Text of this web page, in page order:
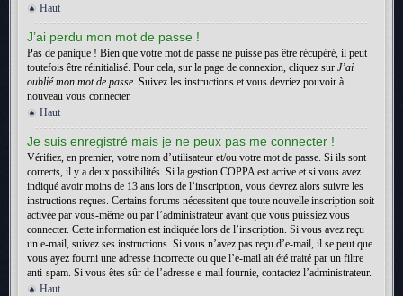
Haut
J’ai perdu mon mot de passe !
Pas de panique ! Bien que votre mot de passe ne puisse pas être récupéré, il peut
toutefois être réinitialisé. Pour cela, sur la page de connexion, cliquez sur J’ai
oublié mon mot de passe. Suivez les instructions et vous devriez pouvoir à
nouveau vous connecter.
Haut
Je suis enregistré mais je ne peux pas me connecter !
Vérifiez, en premier, votre nom d’utilisateur et/ou votre mot de passe. Si ils sont
corrects, il y a deux possibilités. Si la gestion COPPA est active et si vous avez
indiqué avoir moins de 13 ans lors de l’inscription, vous devrez alors suivre les
instructions reçues. Certains forums nécessitent que toute nouvelle inscription soit
activée par vous-même ou par l’administrateur avant que vous puissiez vous
connecter. Cette information est indiquée lors de l’inscription. Si vous avez reçu
un e-mail, suivez ses instructions. Si vous n’avez pas reçu d’e-mail, il se peut que
vous ayez fourni une adresse incorrecte ou que l’e-mail ait été traité par un filtre
anti-spam. Si vous êtes sûr de l’adresse e-mail fournie, contactez l’administrateur.
Haut